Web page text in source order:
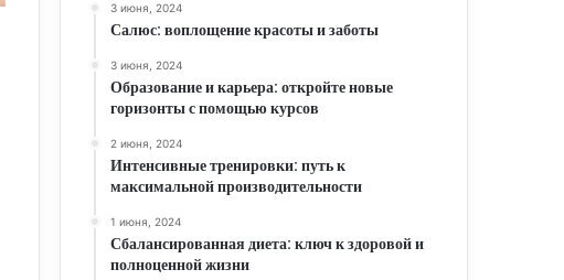
3 июня, 2024
Салюс: воплощение красоты и заботы
3 июня, 2024
Образование и карьера: откройте новые
горизонты с помощью курсов
2 июня, 2024
Интенсивные тренировки: путь к
максимальной производительности
1 июня, 2024
Сбалансированная диета: ключ к здоровой и
полноценной жизни